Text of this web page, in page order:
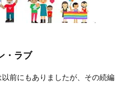
・ラブ
前にもありましたが、その続編